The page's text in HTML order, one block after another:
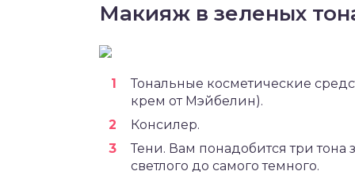
Макияж в зеленых
Тональные косметические
крем от Мэйбелин).
Консилер.
Тени. Вам понадобится три тона
светлого до самого темного.